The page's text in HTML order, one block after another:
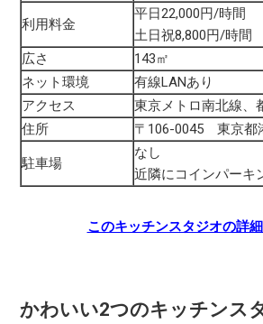
利用料金
平日22,000円/時間
土日祝8,800円/時間
広さ
143㎡
ネット環境
有線LANあり
アクセス
東京メトロ南北線、
住所
〒106-0045 東京都
駐車場
なし
近隣にコインパーキ
このキッチンスタジオの詳
かわいい2つのキッチンス